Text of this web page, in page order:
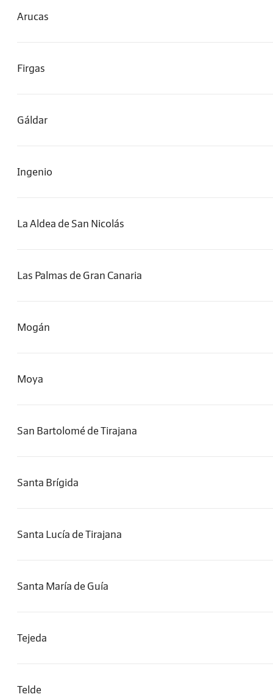
Arucas
Firgas
Gáldar
Ingenio
La Aldea de San Nicolás
Las Palmas de Gran Canaria
Mogán
Moya
San Bartolomé de Tirajana
Santa Brígida
Santa Lucía de Tirajana
Santa María de Guía
Tejeda
Telde